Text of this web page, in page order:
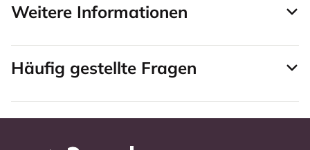
Weitere Informationen
Häufig gestellte Fragen